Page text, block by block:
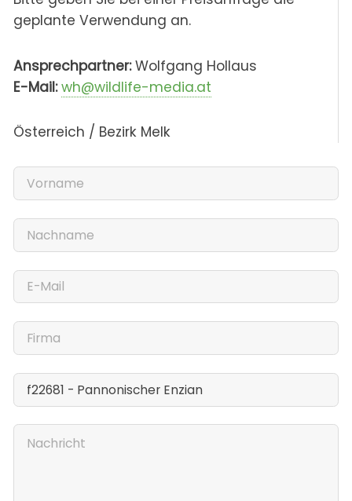
geplante Verwendung an.
Ansprechpartner:Wolfgang Hollaus
E-Mail: wh@wildlife-media.at
Österreich / Bezirk Melk